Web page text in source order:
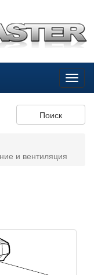
Поиск
и вентиляция